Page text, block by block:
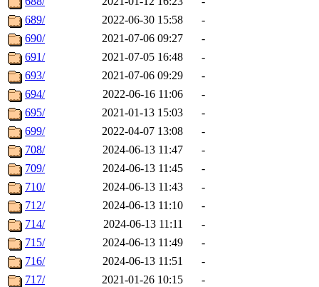
689/
2022-06-30 15:58
-
690/
2021-07-06 09:27
-
691/
2021-07-05 16:48
-
693/
2021-07-06 09:29
-
694/
2022-06-16 11:06
-
695/
2021-01-13 15:03
-
699/
2022-04-07 13:08
-
708/
2024-06-13 11:47
-
709/
2024-06-13 11:45
-
710/
2024-06-13 11:43
-
712/
2024-06-13 11:10
-
714/
2024-06-13 11:11
-
715/
2024-06-13 11:49
-
716/
2024-06-13 11:51
-
717/
2021-01-26 10:15
-